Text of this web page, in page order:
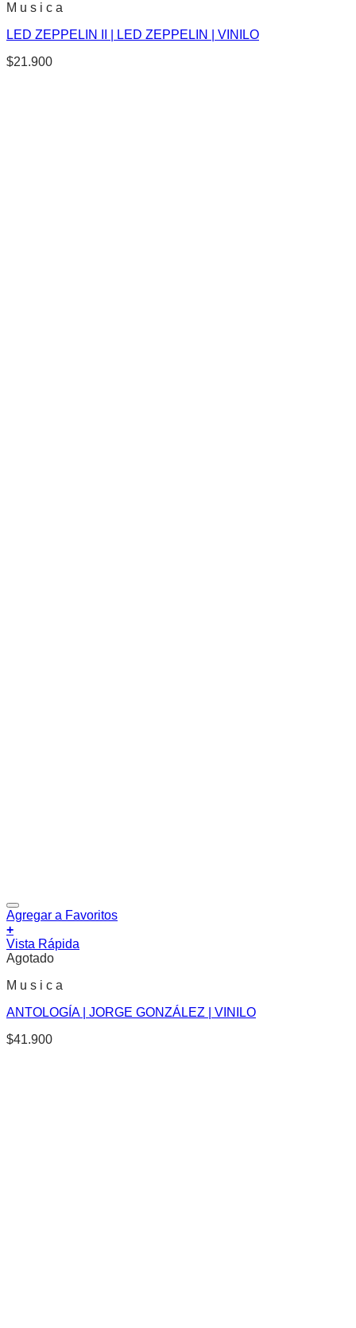
M u s i c a
LED ZEPPELIN II | LED ZEPPELIN | VINILO
$21.900
Agregar a Favoritos
+
Vista Rápida
Agotado
M u s i c a
ANTOLOGÍA | JORGE GONZÁLEZ | VINILO
$41.900